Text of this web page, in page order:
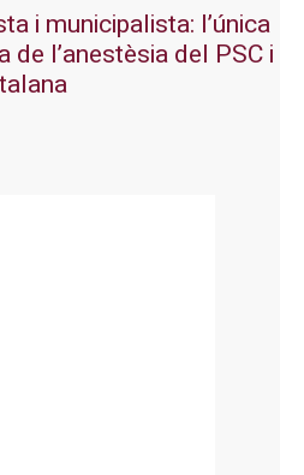
i municipalista: l’única
de l’anestèsia del PSC i